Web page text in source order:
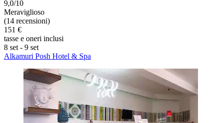
9,0/10
Meraviglioso
(14 recensioni)
151 €
tasse e oneri inclusi
8 set - 9 set
Alkamuri Posh Hotel & Spa